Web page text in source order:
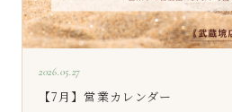
2026.05.27
【7月】営業カレンダー